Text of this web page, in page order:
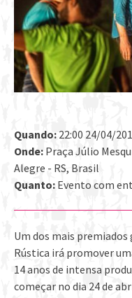
Quando: 22:00 24/04/
Onde: Praça Júlio
Alegre - RS, Brasil
Quanto: Evento com
Um dos mais premiados
Rústica irá promover
14 anos de intensa
começar no dia 24 de